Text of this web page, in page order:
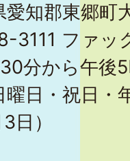
知郡東郷町
3111 ファ
分から午後
日・祝日・
日）